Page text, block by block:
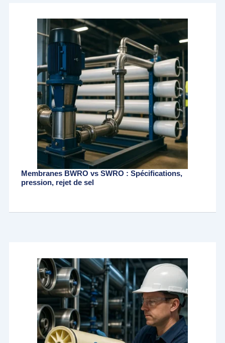
Membranes BWRO vs SWRO : Spécifications,
pression, rejet de sel